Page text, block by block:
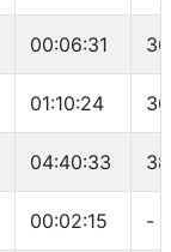
00:06:31
01:10:24
04:40:33
00:02:15 -